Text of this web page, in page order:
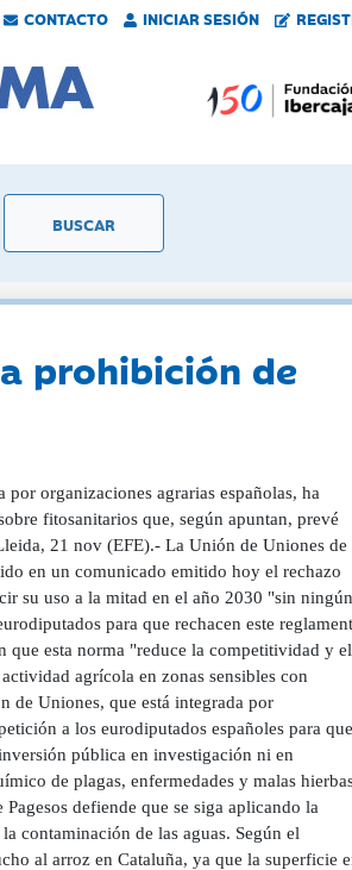
CONTACTO INICIAR SESIÓN
prohibición de
organizaciones agrarias españolas, ha
fitosanitarios que, según apuntan, prevé
21 nov (EFE).- La Unión de Uniones de
en un comunicado emitido hoy el rechazo
su uso a la mitad en el año 2030 "sin ningún
para que rechacen este
que esta norma "reduce la competitividad y el
agrícola en zonas sensibles con
de Uniones, que está integrada por
a los eurodiputados españoles para que
pública en investigación ni en
de plagas, enfermedades y malas
defiende que se siga aplicando la
contaminación de las aguas. Según el
al arroz en Cataluña, ya que la superficie